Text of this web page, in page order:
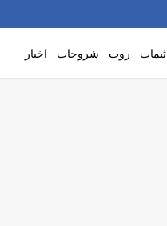
ثيمات روت شروحات اخبار